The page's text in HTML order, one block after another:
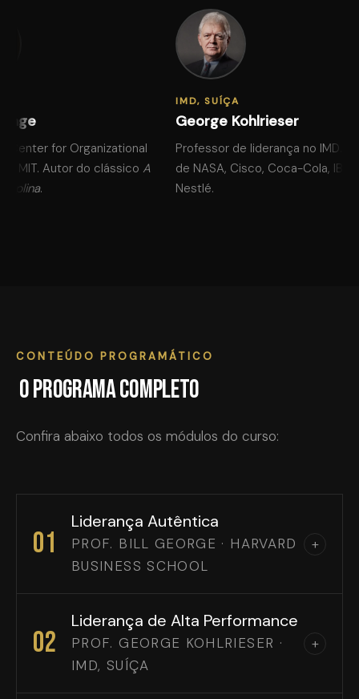
for Organizational
MIT. Autor do clássicoA
.
IMD, SUÍÇA
George Kohlrieser
Professor de liderança no IMD.
de NASA, Cisco, Coca-Cola, IBM e
Nestlé.
CONTEÚDO PROGRAMÁTICO
O programa completo
Confira abaixo todos os módulos do curso:
01
Liderança Autêntica
PROF. BILL GEORGE · HARVARD
BUSINESS SCHOOL
+
02
Liderança de Alta Performance
PROF. GEORGE KOHLRIESER ·
IMD, SUÍÇA
+